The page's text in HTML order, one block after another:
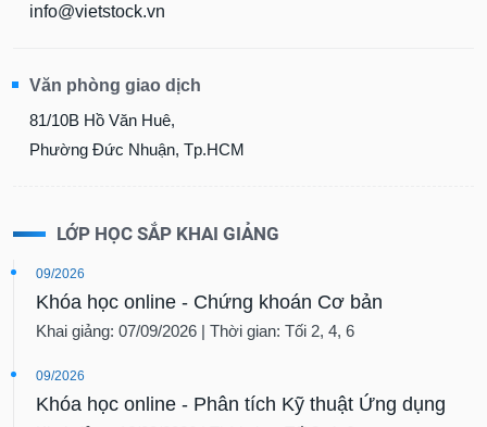
info@vietstock.vn
Văn phòng giao dịch
81/10B Hồ Văn Huê,
Phường Đức Nhuận, Tp.HCM
LỚP HỌC SẮP KHAI GIẢNG
09/2026
Khóa học online - Chứng khoán Cơ bản
Khai giảng: 07/09/2026 | Thời gian: Tối 2, 4, 6
09/2026
Khóa học online - Phân tích Kỹ thuật Ứng dụng